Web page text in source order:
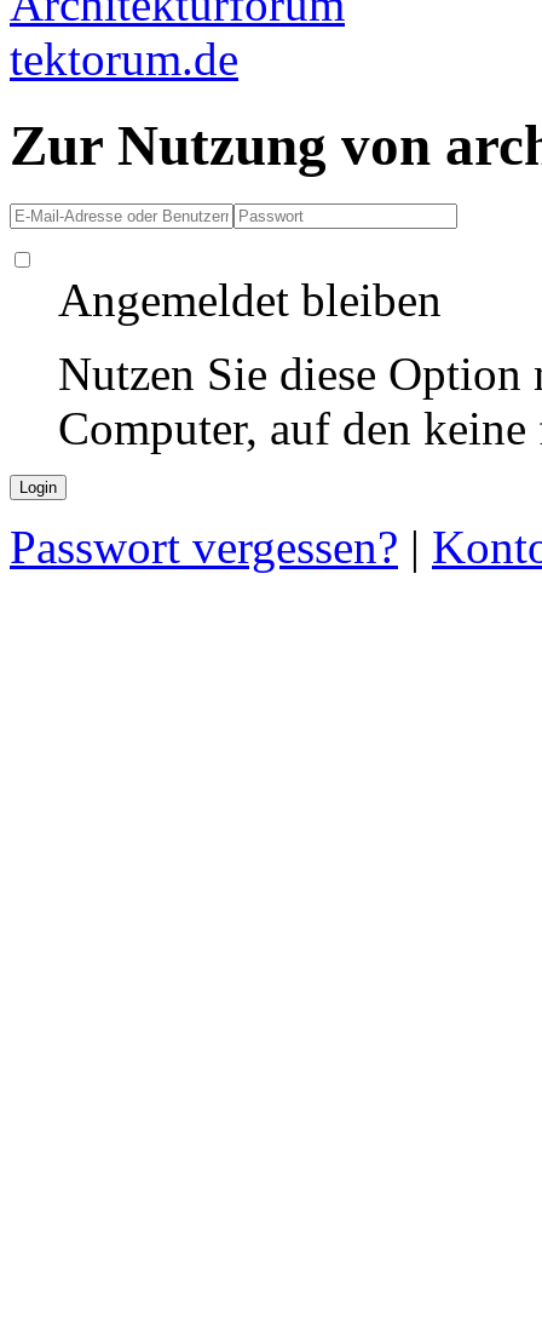
Zur Nutzung von
Angemeldet bleiben
Nutzen Sie diese
Computer, auf den
Passwort vergessen? |